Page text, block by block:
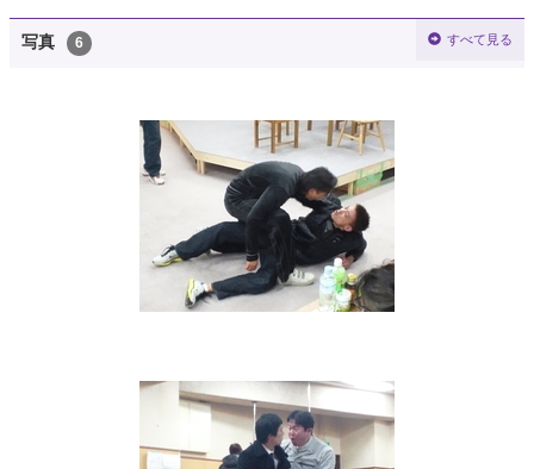
写真 6 すべて見る